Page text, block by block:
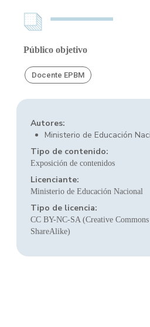
Público objetivo
Docente EPBM
Autores:
Ministerio de Educación
Tipo de contenido:
Exposición de contenidos
Licenciante:
Ministerio de Educación Nacional
Tipo de licencia:
CC BY-NC-SA (Creative
ShareAlike)